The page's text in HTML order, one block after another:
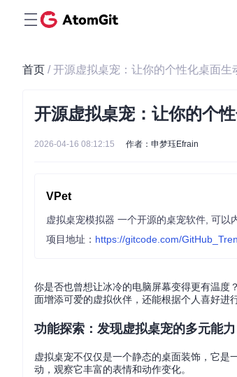
首页 / 开源虚拟桌宠：让你的个性化桌面生
开源虚拟桌宠：让你的个
2026-04-16 08:12:15 作者：申梦珏Efrain
VPet
虚拟桌宠模拟器 一个开源的桌宠软件, 可以
项目地址： https://gitcode.com/
你是否也曾想让冰冷的电脑屏幕变得更有温度
面增添可爱的虚拟伙伴，还能根据个人喜好进
功能探索：发现虚拟桌宠的多元能力
虚拟桌宠不仅仅是一个静态的桌面装饰，它
动，观察它丰富的表情和动作变化。